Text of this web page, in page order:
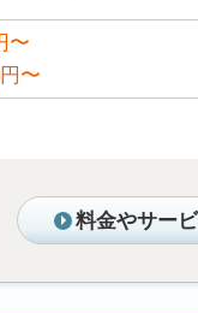
〜
円〜
料金やサー